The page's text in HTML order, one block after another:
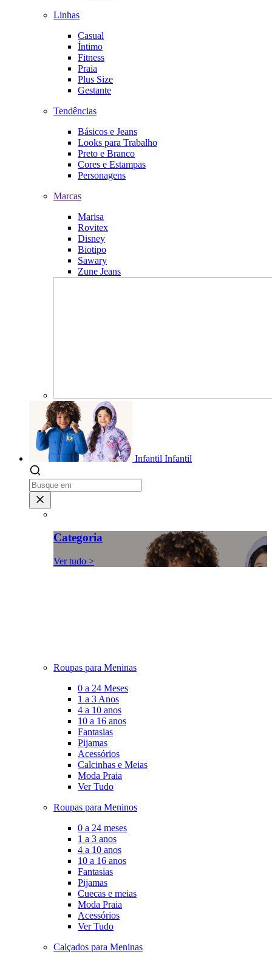
Linhas
Casual
Íntimo
Fitness
Praia
Plus Size
Gestante
Tendências
Básicos e Jeans
Looks para Trabalho
Preto e Branco
Cores e Estampas
Personagens
Marcas
Marisa
Rovitex
Disney
Biotipo
Sawary
Zune Jeans
Infantil Infantil
Categoria
Ver tudo >
Roupas para Meninas
0 a 24 Meses
1 a 3 Anos
4 a 10 anos
10 a 16 anos
Fantasias
Pijamas
Acessórios
Calcinhas e Meias
Moda Praia
Ver Tudo
Roupas para Meninos
0 a 24 meses
1 a 3 anos
4 a 10 anos
10 a 16 anos
Fantasias
Pijamas
Cuecas e meias
Moda Praia
Acessórios
Ver Tudo
Calçados para Meninas